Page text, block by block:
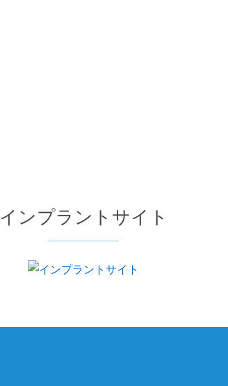
インプラントサイト